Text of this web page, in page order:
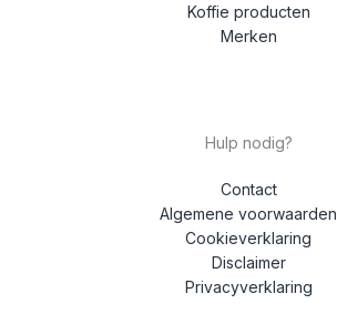
Koffie producten
Merken
Hulp nodig?
Contact
Algemene voorwaarden
Cookieverklaring
Disclaimer
Privacyverklaring